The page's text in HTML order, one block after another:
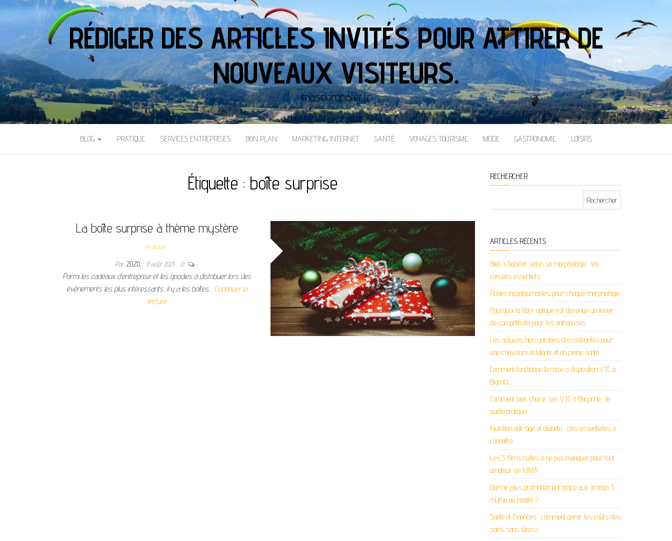
RÉDIGER DES ARTICLES INVITÉS POUR ATTIRER DE
NOUVEAUX VISITEURS.
masdompater.fr
BLOG PRATIQUE SERVICES ENTREPRISES BON PLAN MARKETING INTERNET SANTÉ VOYAGES TOURISME MODE GASTRONOMIE LOISIRS
Étiquette : boîte surprise
La boîte surprise à thème mystère
Pratique
Par ZOZO 11 août 2023 0
Parmi les cadeaux d’entreprise et les goodies à distribuer lors des
évènements les plus intéressants, il y a les boîtes… Continuer la
lecture
RECHERCHER
ARTICLES RÉCENTS
Bien s’habiller selon sa morphologie : les
conseils essentiels
Robes incontournables pour chaque morphologie
Pourquoi la fibre optique est devenue un levier
de compétitivité pour les entreprises
Les astuces bien gardées des célébrités pour
une chevelure éclatante et en pleine santé
Comment fonctionne la mise à disposition VTC à
Biarritz
Comment bien choisir son VTC à Bayonne : le
guide pratique
Nutrition anti-âge et diabète : clés essentielles à
connaître
Les 5 films cultes à ne pas manquer pour tout
amateur de MMA
Dormir plus profondément grâce aux oméga 3 :
mythe ou réalité ?
Santé et Finances : comment gérer les coûts des
soins sans stress